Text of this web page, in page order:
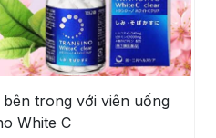
trong với viên uống
White C